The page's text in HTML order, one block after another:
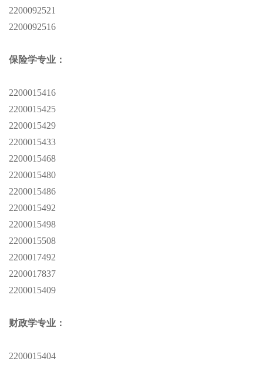
2200092521
2200092516
保险学专业：
2200015416
2200015425
2200015429
2200015433
2200015468
2200015480
2200015486
2200015492
2200015498
2200015508
2200017492
2200017837
2200015409
财政学专业：
2200015404